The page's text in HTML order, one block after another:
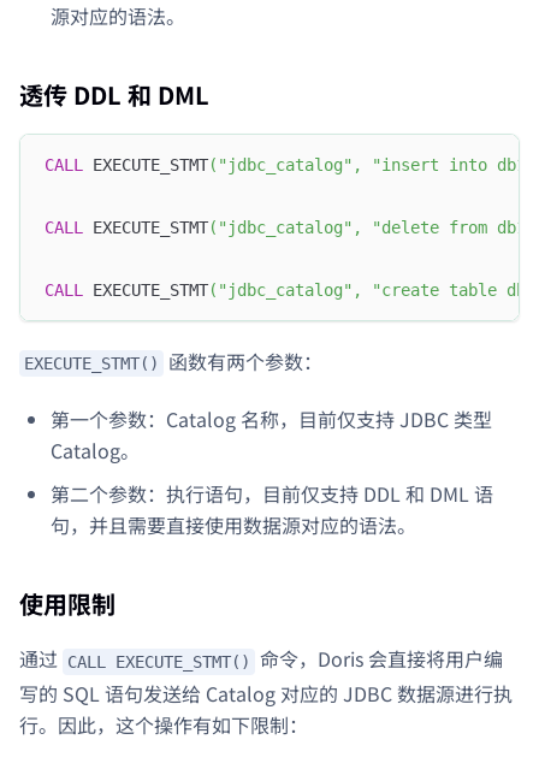
源对应的语法。
透传 DDL 和 DML
CALL EXECUTE_STMT( "jdbc_catalog" , "insert into
CALL EXECUTE_STMT( "jdbc_catalog" , "delete from
CALL EXECUTE_STMT( "jdbc_catalog" , "create table
EXECUTE_STMT() 函数有两个参数：
第一个参数：Catalog 名称，目前仅支持 JDBC 类型
Catalog。
第二个参数：执行语句，目前仅支持 DDL 和 DML 语
句，并且需要直接使用数据源对应的语法。
使用限制
通过 CALL EXECUTE_STMT()
命令，Doris 会直接将用户编
写的 SQL 语句发送给 Catalog 对应的 JDBC 数据源进行执
行。因此，这个操作有如下限制：